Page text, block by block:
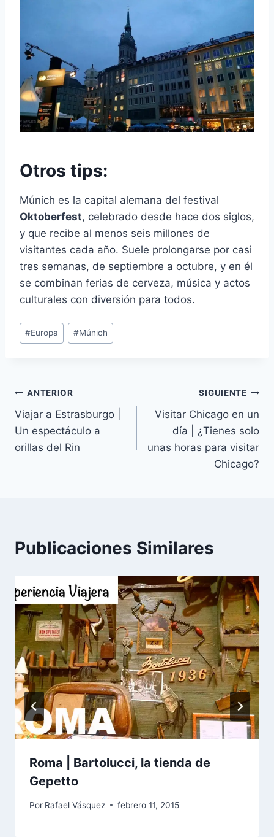
Otros tips:
Múnich es la capital alemana del festival
Oktoberfest, celebrado desde hace dos siglos,
y que recibe al menos seis millones de
visitantes cada año. Suele prolongarse por casi
tres semanas, de septiembre a octubre, y en él
se combinan ferias de cerveza, música y actos
culturales con diversión para todos.
Etiquetas
de
#Europa #Múnich
Navegación
de
entradas
ANTERIOR
Viajar a Estrasburgo |
Un espectáculo a
orillas del Rin
SIGUIENTE
Visitar Chicago en un
día | ¿Tienes solo
unas horas para visitar
Chicago?
Publicaciones Similares
Roma | Bartolucci, la tienda de
Gepetto
Por Rafael Vásquez febrero 11, 2015